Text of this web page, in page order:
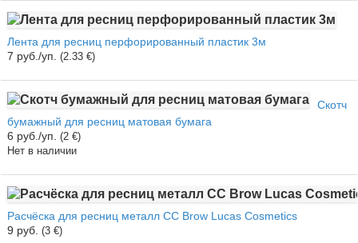
Лента для ресниц перфорированный пластик 3м
7 руб./уп. (2.33 €)
Скотч
бумажный для ресниц матовая бумага
6 руб./уп. (2 €)
Нет в наличии
Расчёска для ресниц металл CC Brow Lucas Cosmetics
9 руб. (3 €)